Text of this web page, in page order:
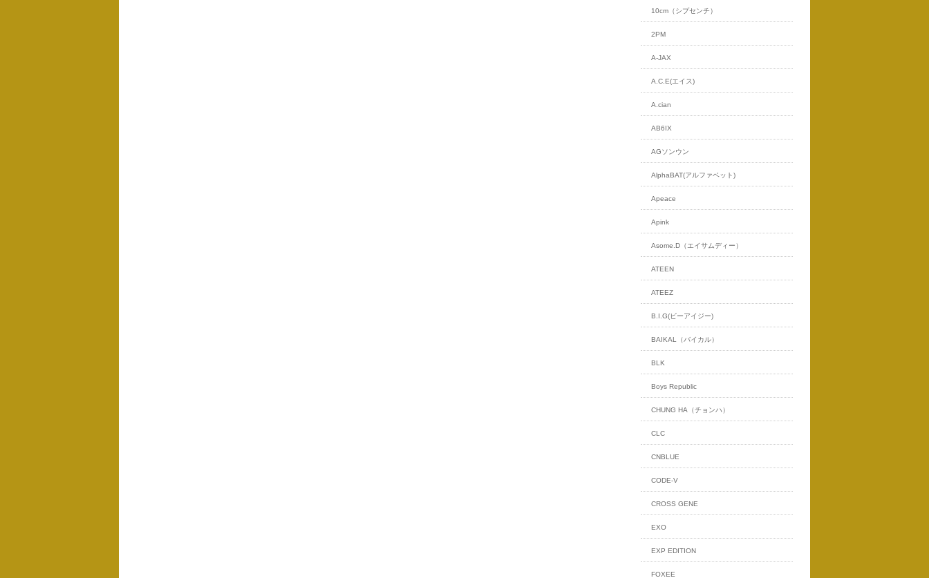
10cm（シプセンチ）
2PM
A-JAX
A.C.E(エイス)
A.cian
AB6IX
AGソンウン
AlphaBAT(アルファベット)
Apeace
Apink
Asome.D（エイサムディー）
ATEEN
ATEEZ
B.I.G(ビーアイジー)
BAIKAL（バイカル）
BLK
Boys Republic
CHUNG HA（チョンハ）
CLC
CNBLUE
CODE-V
CROSS GENE
EXO
EXP EDITION
FOXEE